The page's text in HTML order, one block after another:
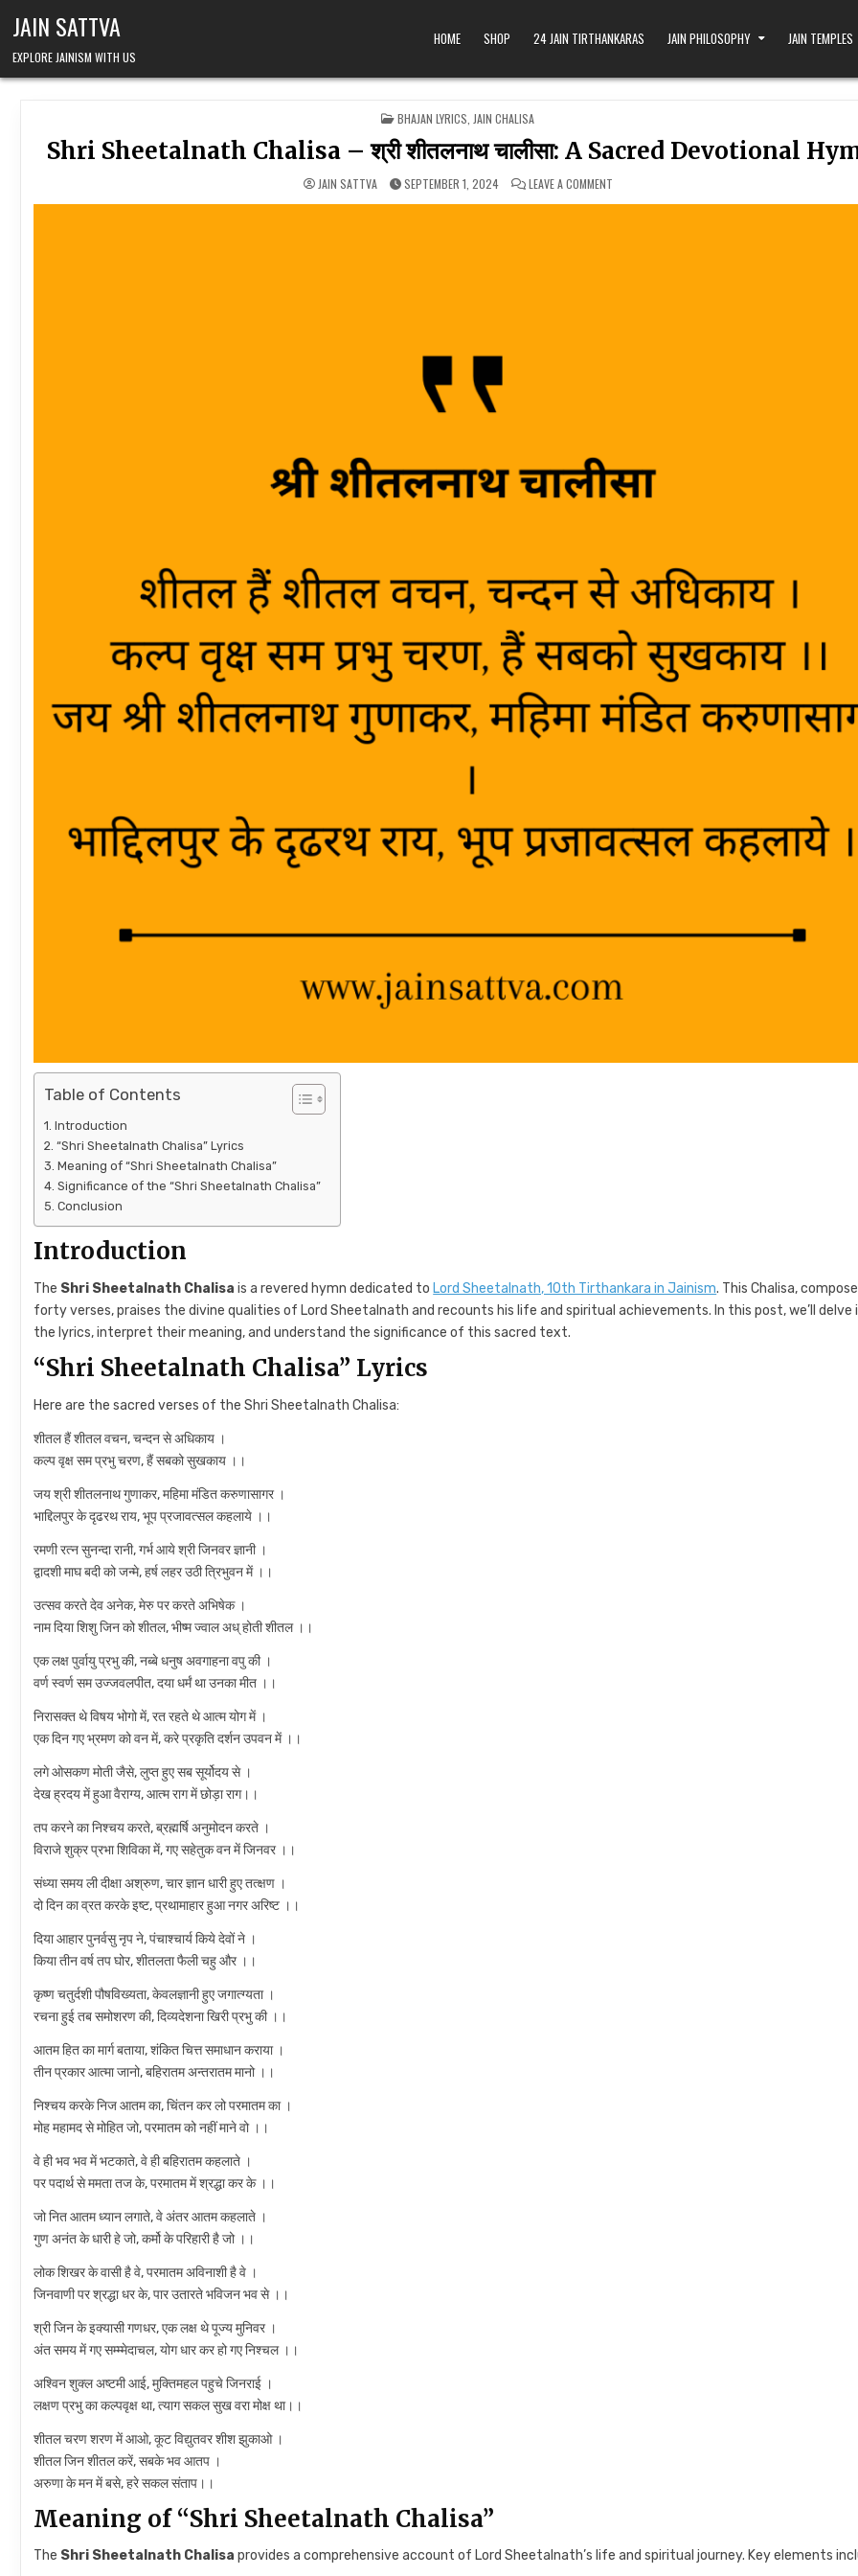
JAIN SATTVA
EXPLORE JAINISM WITH US
HOME SHOP 24 JAIN TIRTHANKARAS JAIN PHILOSOPHY JAIN TEMPLES
POSTED IN
BHAJAN LYRICS JAIN CHALISA
Shri Sheetalnath Chalisa – श्री शीतलनाथ चालीसा: A Sacred Devotional
JAIN SATTVA SEPTEMBER 1, 2024 LEAVE A COMMENTON SHRI SHEETALNATH CHALISA – श्री शीतलनाथ
Table of Contents
Introduction
“Shri Sheetalnath Chalisa” Lyrics
Meaning of “Shri Sheetalnath Chalisa”
Significance of the “Shri Sheetalnath Chalisa”
Conclusion
Introduction
The Shri Sheetalnath Chalisa is a revered hymn dedicated to Lord Sheetalnath, 10th Tirthankara in Jainism. This Chalisa,
forty verses, praises the divine qualities of Lord Sheetalnath and recounts his life and spiritual achievements. In this post, we’ll delve
the lyrics, interpret their meaning, and understand the significance of this sacred text.
“Shri Sheetalnath Chalisa” Lyrics
Here are the sacred verses of the Shri Sheetalnath Chalisa:
शीतल हैं शीतल वचन, चन्दन से अधिकाय ।
कल्प वृक्ष सम प्रभु चरण, हैं सबको सुखकाय ।।
जय श्री शीतलनाथ गुणाकर, महिमा मंडित करुणासागर ।
भाद्दिलपुर के दृढरथ राय, भूप प्रजावत्सल कहलाये ।।
रमणी रत्न सुनन्दा रानी, गर्भ आये श्री जिनवर ज्ञानी ।
द्वादशी माघ बदी को जन्मे, हर्ष लहर उठी त्रिभुवन में ।।
उत्सव करते देव अनेक, मेरु पर करते अभिषेक ।
नाम दिया शिशु जिन को शीतल, भीष्म ज्वाल अध् होती शीतल ।।
एक लक्ष पुर्वायु प्रभु की, नब्बे धनुष अवगाहना वपु की ।
वर्ण स्वर्ण सम उज्जवलपीत, दया धर्मं था उनका मीत ।।
निरासक्त थे विषय भोगो में, रत रहते थे आत्म योग में ।
एक दिन गए भ्रमण को वन में, करे प्रकृति दर्शन उपवन में ।।
लगे ओसकण मोती जैसे, लुप्त हुए सब सूर्योदय से ।
देख ह्रदय में हुआ वैराग्य, आत्म राग में छोड़ा राग।।
तप करने का निश्चय करते, ब्रह्मर्षि अनुमोदन करते ।
विराजे शुक्र प्रभा शिविका में, गए सहेतुक वन में जिनवर ।।
संध्या समय ली दीक्षा अश्रुण, चार ज्ञान धारी हुए तत्क्षण ।
दो दिन का व्रत करके इष्ट, प्रथामाहार हुआ नगर अरिष्ट ।।
दिया आहार पुनर्वसु नृप ने, पंचाश्चार्य किये देवों ने ।
किया तीन वर्ष तप घोर, शीतलता फैली चहु और ।।
कृष्ण चतुर्दशी पौषविख्यता, केवलज्ञानी हुए जगात्ग्यता ।
रचना हुई तब समोशरण की, दिव्यदेशना खिरी प्रभु की ।।
आतम हित का मार्ग बताया, शंकित चित्त समाधान कराया ।
तीन प्रकार आत्मा जानो, बहिरातम अन्तरातम मानो ।।
निश्चय करके निज आतम का, चिंतन कर लो परमातम का ।
मोह महामद से मोहित जो, परमातम को नहीं माने वो ।।
वे ही भव भव में भटकाते, वे ही बहिरातम कहलाते ।
पर पदार्थ से ममता तज के, परमातम में श्रद्धा कर के ।।
जो नित आतम ध्यान लगाते, वे अंतर आतम कहलाते ।
गुण अनंत के धारी हे जो, कर्मो के परिहारी है जो ।।
लोक शिखर के वासी है वे, परमातम अविनाशी है वे ।
जिनवाणी पर श्रद्धा धर के, पार उतारते भविजन भव से ।।
श्री जिन के इक्यासी गणधर, एक लक्ष थे पूज्य मुनिवर ।
अंत समय में गए सम्म्मेदाचल, योग धार कर हो गए निश्चल ।।
अश्विन शुक्ल अष्टमी आई, मुक्तिमहल पहुचे जिनराई ।
लक्षण प्रभु का कल्पवृक्ष था, त्याग सकल सुख वरा मोक्ष था।।
शीतल चरण शरण में आओ, कूट विद्युतवर शीश झुकाओ ।
शीतल जिन शीतल करें, सबके भव आतप ।
अरुणा के मन में बसे, हरे सकल संताप।।
Meaning of “Shri Sheetalnath Chalisa”
The Shri Sheetalnath Chalisa provides a comprehensive account of Lord Sheetalnath’s life and spiritual journey. Key elements